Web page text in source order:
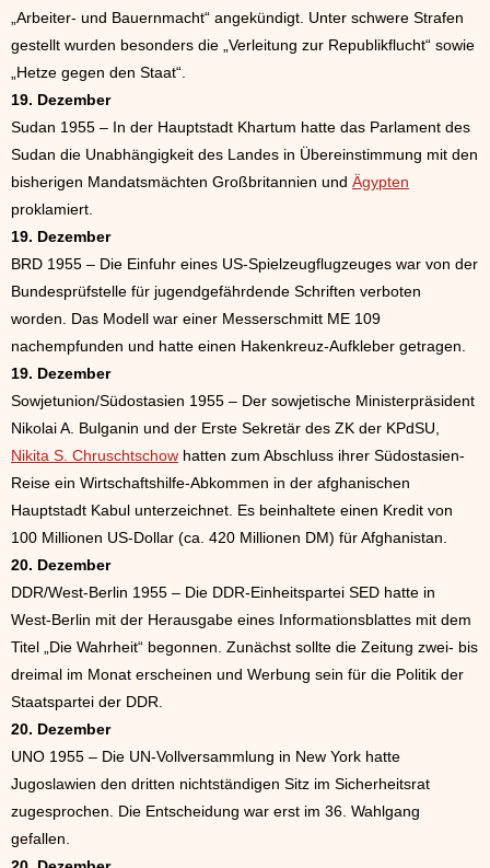
„Arbeiter- und Bauernmacht“ angekündigt. Unter schwere Strafen
gestellt wurden besonders die „Verleitung zur Republikflucht“ sowie
„Hetze gegen den Staat“.
19. Dezember
Sudan 1955 – In der Hauptstadt Khartum hatte das Parlament des
Sudan die Unabhängigkeit des Landes in Übereinstimmung mit den
bisherigen Mandatsmächten Großbritannien und Ägypten
proklamiert.
19. Dezember
BRD 1955 – Die Einfuhr eines US-Spielzeugflugzeuges war von der
Bundesprüfstelle für jugendgefährdende Schriften verboten
worden. Das Modell war einer Messerschmitt ME 109
nachempfunden und hatte einen Hakenkreuz-Aufkleber getragen.
19. Dezember
Sowjetunion/Südostasien 1955 – Der sowjetische Ministerpräsident
Nikolai A. Bulganin und der Erste Sekretär des ZK der KPdSU,
Nikita S. Chruschtschow hatten zum Abschluss ihrer Südostasien-
Reise ein Wirtschaftshilfe-Abkommen in der afghanischen
Hauptstadt Kabul unterzeichnet. Es beinhaltete einen Kredit von
100 Millionen US-Dollar (ca. 420 Millionen DM) für Afghanistan.
20. Dezember
DDR/West-Berlin 1955 – Die DDR-Einheitspartei SED hatte in
West-Berlin mit der Herausgabe eines Informationsblattes mit dem
Titel „Die Wahrheit“ begonnen. Zunächst sollte die Zeitung zwei- bis
dreimal im Monat erscheinen und Werbung sein für die Politik der
Staatspartei der DDR.
20. Dezember
UNO 1955 – Die UN-Vollversammlung in New York hatte
Jugoslawien den dritten nichtständigen Sitz im Sicherheitsrat
zugesprochen. Die Entscheidung war erst im 36. Wahlgang
gefallen.